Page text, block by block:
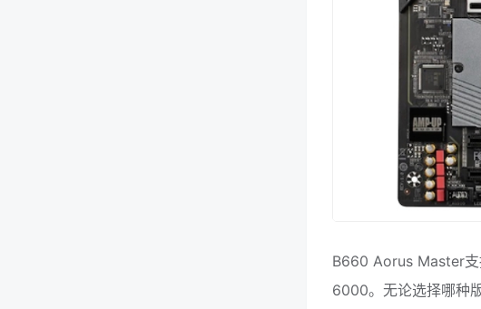
B660 Aorus Master
6000。无论选择哪种